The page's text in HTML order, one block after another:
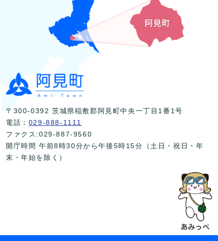
〒300-0392 茨城県稲敷郡阿見町中央一丁目1番1号
電話： 029-888-1111
ファクス:029-887-9560
開庁時間 午前8時30分から午後5時15分（土日・祝日・年
末・年始を除く）